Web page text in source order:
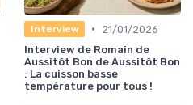
Interview •
21/01/2026
Interview de Romain de
Aussitôt Bon de Aussitôt Bon
: La cuisson basse
température pour tous !